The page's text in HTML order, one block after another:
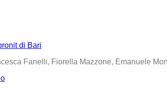
di Bari
Fanelli, Fiorella Mazzone, Emanuele